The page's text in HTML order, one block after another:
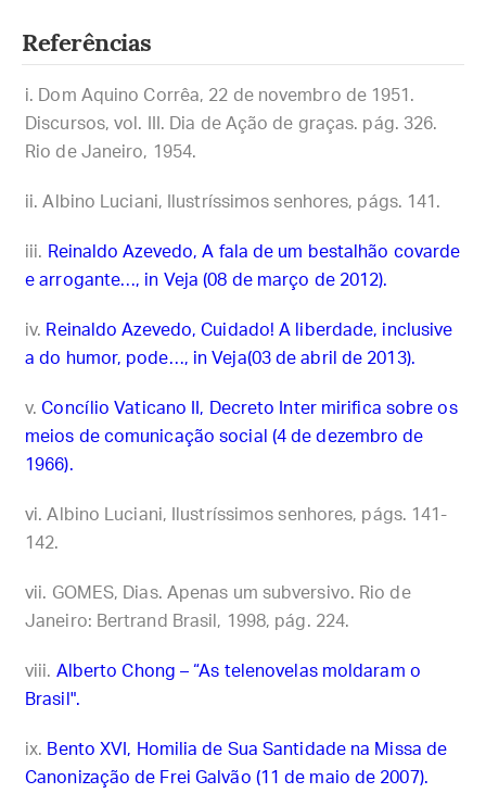
Referências
Dom Aquino Corrêa, 22 de novembro de 1951.
Discursos, vol. III. Dia de Ação de graças. pág. 326.
Rio de Janeiro, 1954.
Albino Luciani, Ilustríssimos senhores, págs. 141.
Reinaldo Azevedo, A fala de um bestalhão covarde
e arrogante…, in Veja (08 de março de 2012).
Reinaldo Azevedo, Cuidado! A liberdade, inclusive
a do humor, pode…, in Veja(03 de abril de 2013).
Concílio Vaticano II, Decreto Inter mirifica sobre os
meios de comunicação social (4 de dezembro de
1966).
Albino Luciani, Ilustríssimos senhores, págs. 141-
142.
GOMES, Dias. Apenas um subversivo. Rio de
Janeiro: Bertrand Brasil, 1998, pág. 224.
Alberto Chong – “As telenovelas moldaram o
Brasil".
Bento XVI, Homilia de Sua Santidade na Missa de
Canonização de Frei Galvão (11 de maio de 2007).